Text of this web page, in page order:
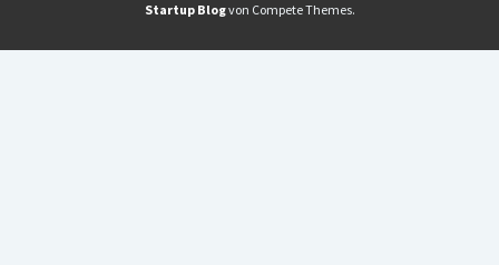
Startup Blogvon Compete Themes.